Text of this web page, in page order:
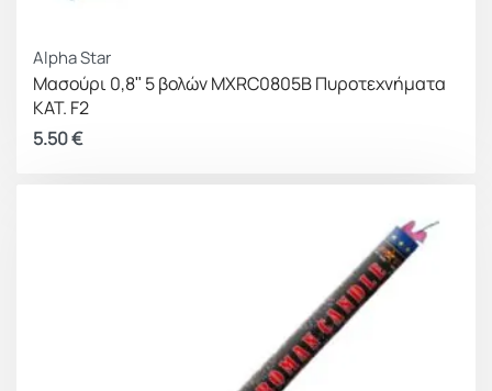
Alpha Star
Μασούρι 0,8ʺ 5 βολών MXRC0805B Πυροτεχνήματα
ΚΑΤ. F2
5.50€